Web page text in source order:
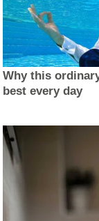
Why this
best every day